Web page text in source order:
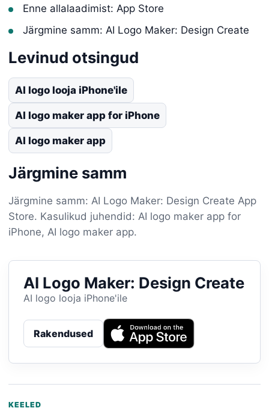
Enne allalaadimist: App Store
Järgmine samm: AI Logo Maker: Design Create
Levinud otsingud
AI logo looja iPhone'ile
AI logo maker app for iPhone
AI logo maker app
Järgmine samm
Järgmine samm: AI Logo Maker: Design Create App
Store. Kasulikud juhendid: AI logo maker app for
iPhone, AI logo maker app.
AI Logo Maker: Design Create
AI logo looja iPhone'ile
Rakendused
KEELED